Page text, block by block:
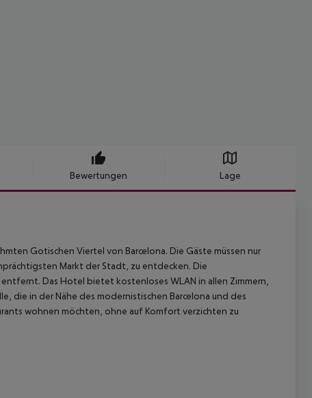
Bewertungen Lage
Gotischen Viertel von Barcelona. Die Gäste müssen nur
Markt der Stadt, zu entdecken. Die
Das Hotel bietet kostenloses WLAN in allen Zimmern,
die in der Nähe des modernistischen Barcelona und des
wohnen möchten, ohne auf Komfort verzichten zu